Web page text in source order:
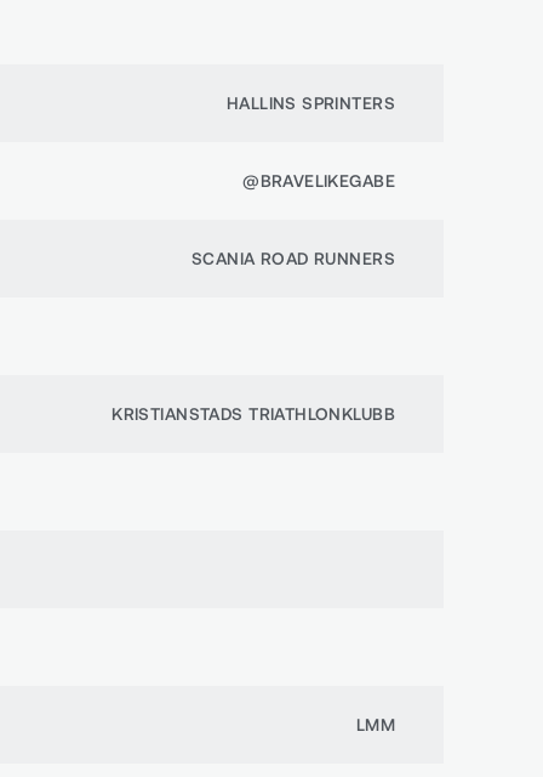
HALLINS SPRINTERS
@BRAVELIKEGABE
SCANIA ROAD RUNNERS
KRISTIANSTADS TRIATHLONKLUBB
LMM